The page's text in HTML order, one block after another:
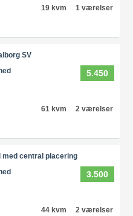
19 kvm
1 værelser
SV
5.450
61 kvm
2 værelser
med central placering
3.500
44 kvm
2 værelser